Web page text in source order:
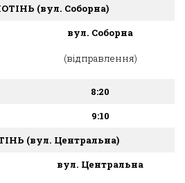
(вул. Соборна)
вул. Соборна
(відправлення)
8:20
9:10
(вул. Центральна)
вул. Центральна